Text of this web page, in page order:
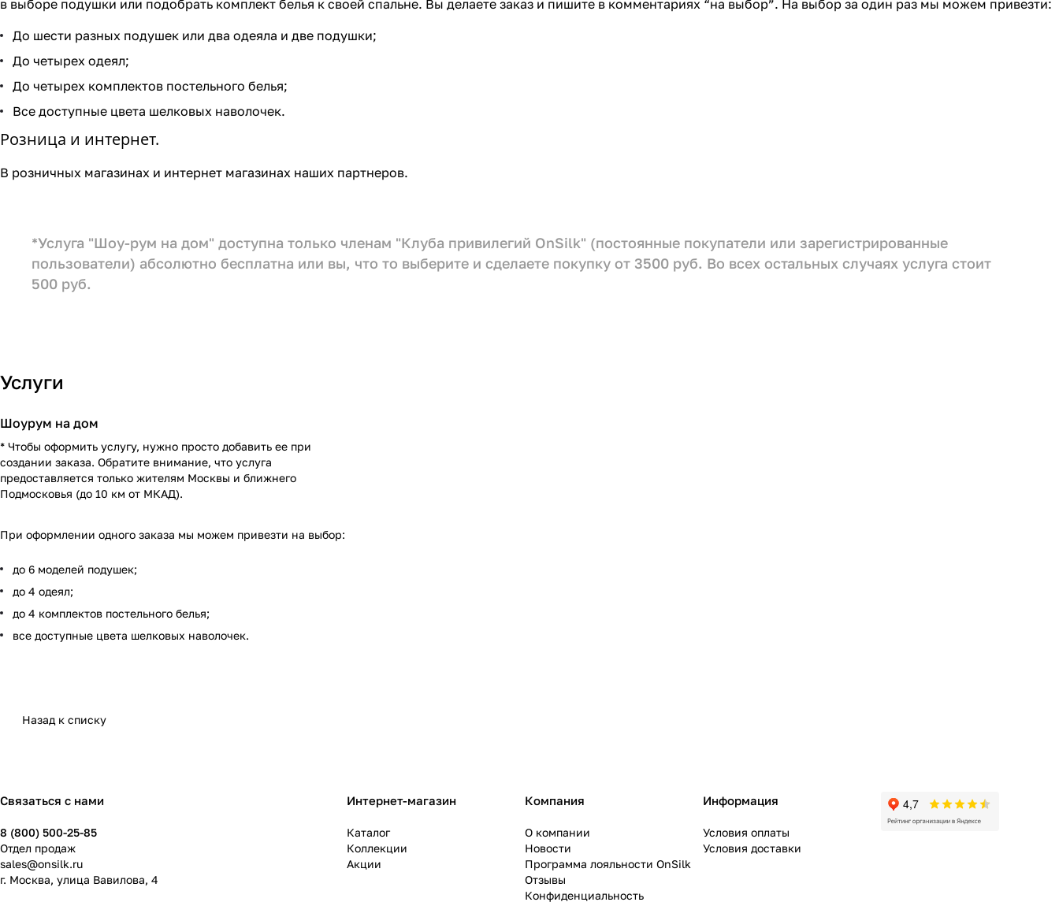
в выборе подушки или подобрать комплект белья к своей спальне. Вы делаете заказ и пишите в комментариях “на выбор”. На выбор за один раз мы можем привезти:
До шести разных подушек или два одеяла и две подушки;
До четырех одеял;
До четырех комплектов постельного белья;
Все доступные цвета шелковых наволочек.
Розница и интернет.
В розничных магазинах и интернет магазинах наших партнеров.
*Услуга "Шоу-рум на дом" доступна только членам "Клуба привилегий OnSilk" (постоянные покупатели или зарегистрированные
пользователи) абсолютно бесплатна или вы, что то выберите и сделаете покупку от 3500 руб. Во всех остальных случаях услуга стоит
500 руб.
Услуги
Шоурум на дом
* Чтобы оформить услугу, нужно просто добавить ее при
создании заказа. Обратите внимание, что услуга
предоставляется только жителям Москвы и ближнего
Подмосковья (до 10 км от МКАД).
При оформлении одного заказа мы можем привезти на выбор:
до 6 моделей подушек;
до 4 одеял;
до 4 комплектов постельного белья;
все доступные цвета шелковых наволочек.
Назад к списку
Связаться с нами
8 (800) 500-25-85
Отдел продаж
sales@onsilk.ru
г. Москва, улица Вавилова, 4
Интернет-магазин
Каталог
Коллекции
Акции
Компания
О компании
Новости
Программа лояльности OnSilk
Отзывы
Конфиденциальность
Информация
Условия оплаты
Условия доставки